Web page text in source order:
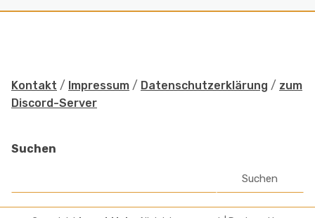
Kontakt / Impressum / Datenschutzerklärung / zum
Discord-Server
Suchen
Suchen